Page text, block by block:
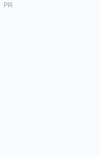
PR